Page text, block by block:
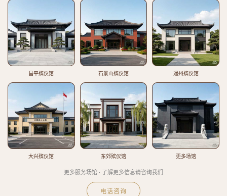
昌平殡仪馆 石景山殡仪馆 通州殡仪馆
大兴殡仪馆 东郊殡仪馆 更多场馆
更多服务场馆 · 了解更多信息请咨询我们
电话咨询